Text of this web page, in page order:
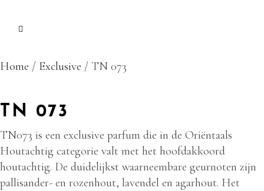
Home / Exclusive / TN 073
TN 073
TN073 is een exclusive parfum die in de Oriëntaals
Houtachtig categorie valt met het hoofdakkoord
houtachtig. De duidelijkst waarneembare geurnoten zijn
pallisander- en rozenhout, lavendel en agarhout. Het